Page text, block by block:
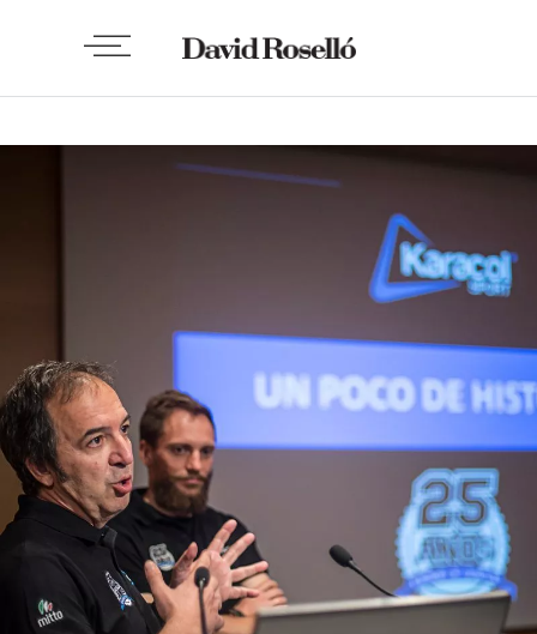
Mi primera
ponencia
BY DAVID ROSELLÓ MAYO 12, 2015 5 COMMENTS